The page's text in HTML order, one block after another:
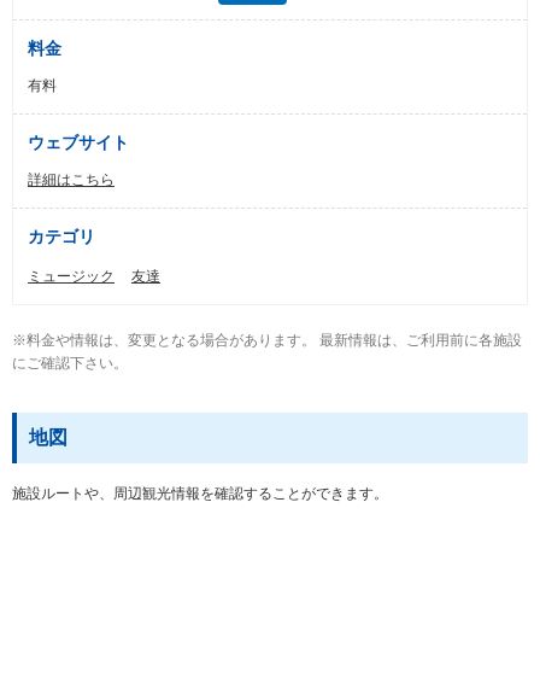
料金
有料
ウェブサイト
詳細はこちら
カテゴリ
ミュージック 友達
※料金や情報は、変更となる場合があります。 最新情報は、ご利用前に各施設
にご確認下さい。
地図
施設ルートや、周辺観光情報を確認することができます。